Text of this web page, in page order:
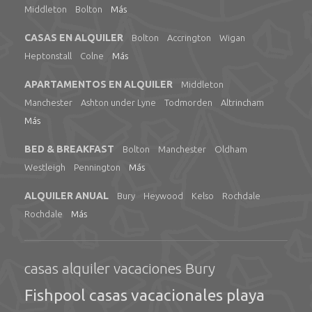
Middleton Bolton Más
CASAS EN ALQUILER Bolton Accrington
Wigan
Heptonstall
Colne Más
APARTAMENTOS EN ALQUILER
Middleton
Manchester
Ashton under Lyne Todmorden
Altrincham
Más
BED & BREAKFAST Bolton Manchester
Oldham
Westleigh
Pennington Más
ALQUILER ANUAL Bury Heywood Kelso
Rochdale
Rochdale
Más
casas alquiler vacaciones Bury
Fishpool casas vacacionales playa